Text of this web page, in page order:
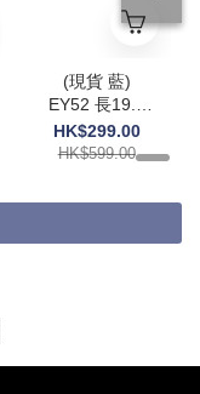
(現貨 藍)
EY52 長19.5
$599 [ DP]
HK$299.00
HK$599.00